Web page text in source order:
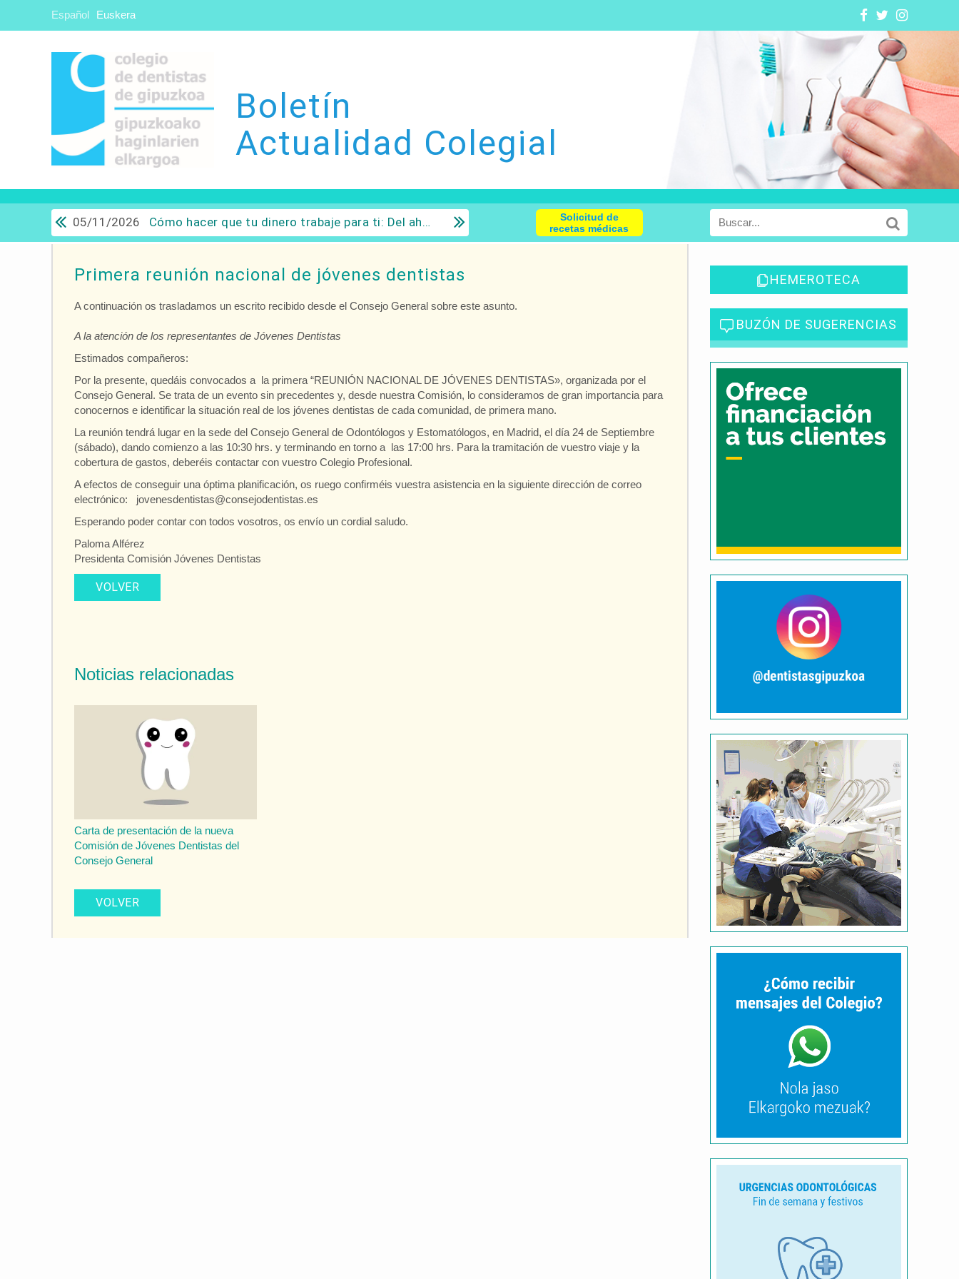
Español Euskera
Boletín
Actualidad Colegial
05/11/2026 Cómo hacer que tu dinero trabaje para ti: Del ahorro a la inversión con sentido común.
Solicitud de
recetas médicas
Primera reunión nacional de jóvenes dentistas
A continuación os trasladamos un escrito recibido desde el Consejo General sobre este asunto.
A la atención de los representantes de Jóvenes Dentistas
Estimados compañeros:
Por la presente, quedáis convocados a la primera “REUNIÓN NACIONAL DE JÓVENES DENTISTAS», organizada por el
Consejo General. Se trata de un evento sin precedentes y, desde nuestra Comisión, lo consideramos de gran importancia para
conocernos e identificar la situación real de los jóvenes dentistas de cada comunidad, de primera mano.
La reunión tendrá lugar en la sede del Consejo General de Odontólogos y Estomatólogos, en Madrid, el día 24 de Septiembre
(sábado), dando comienzo a las 10:30 hrs. y terminando en torno a las 17:00 hrs. Para la tramitación de vuestro viaje y la
cobertura de gastos, deberéis contactar con vuestro Colegio Profesional.
A efectos de conseguir una óptima planificación, os ruego confirméis vuestra asistencia en la siguiente dirección de correo
electrónico: jovenesdentistas@consejodentistas.es
Esperando poder contar con todos vosotros, os envío un cordial saludo.
Paloma Alférez
Presidenta Comisión Jóvenes Dentistas
VOLVER
Noticias relacionadas
Carta de presentación de la nueva
Comisión de Jóvenes Dentistas del
Consejo General
VOLVER
HEMEROTECA
BUZÓN DE SUGERENCIAS